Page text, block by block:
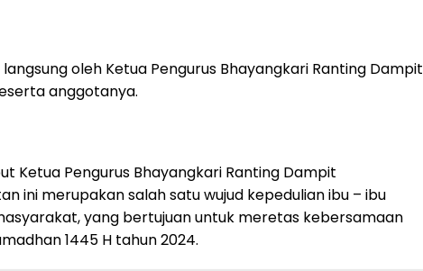
oleh Ketua Pengurus Bhayangkari Ranting Dampit
anggotanya.
Ketua Pengurus Bhayangkari Ranting Dampit
ini merupakan salah satu wujud kepedulian ibu – ibu
yang bertujuan untuk meretas kebersamaan
1445 H tahun 2024.